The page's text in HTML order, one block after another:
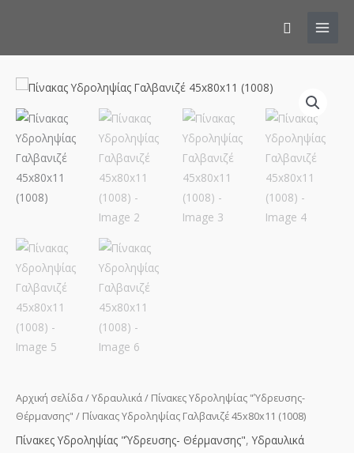
Αρχική σελίδα/Υδραυλικά/ Πίνακες Υδροληψίας "Ύδρευσης-
Θέρμανσης" / Πίνακας Υδροληψίας Γαλβανιζέ 45x80x11 (1008)
Πίνακες Υδροληψίας "Ύδρευσης- Θέρμανσης",Υδραυλικά
Πίνακας
Υδροληψίας
Γαλβανιζέ
45x80x11
(1008)
ποσότητα